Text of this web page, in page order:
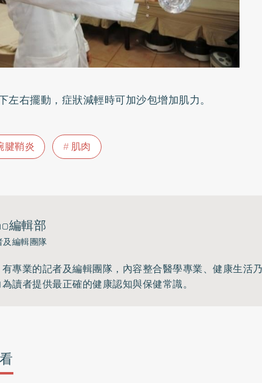
左右擺動，症狀減輕時可加沙包增加肌力。
腱鞘炎 肌肉
編輯部
及編輯團隊
專業的記者及編輯團隊，內容整合醫學專業、健康生活
讀者提供最正確的健康認知與保健常識。